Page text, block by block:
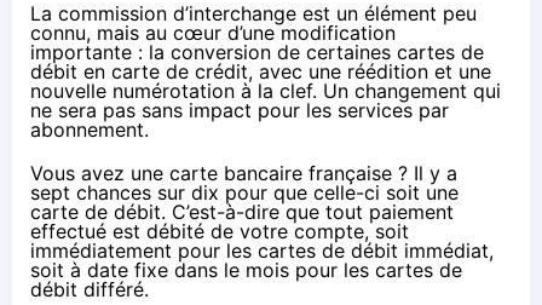
La commission d’interchange est un élément peu
connu, mais au cœur d’une modification
importante : la conversion de certaines cartes de
débit en carte de crédit, avec une réédition et une
nouvelle numérotation à la clef. Un changement qui
ne sera pas sans impact pour les services par
abonnement.
Vous avez une carte bancaire française ? Il y a
sept chances sur dix pour que celle-ci soit une
carte de débit. C’est-à-dire que tout paiement
effectué est débité de votre compte, soit
immédiatement pour les cartes de débit immédiat,
soit à date fixe dans le mois pour les cartes de
débit différé.